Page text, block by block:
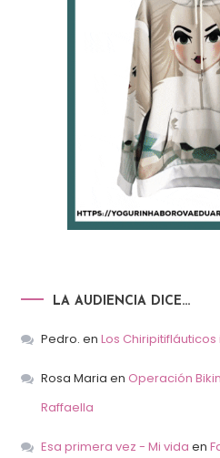
LA AUDIENCIA DICE…
Pedro. en Los
Rosa Maria en Operación
Raffaella
Esa primera vez - Mi vida en